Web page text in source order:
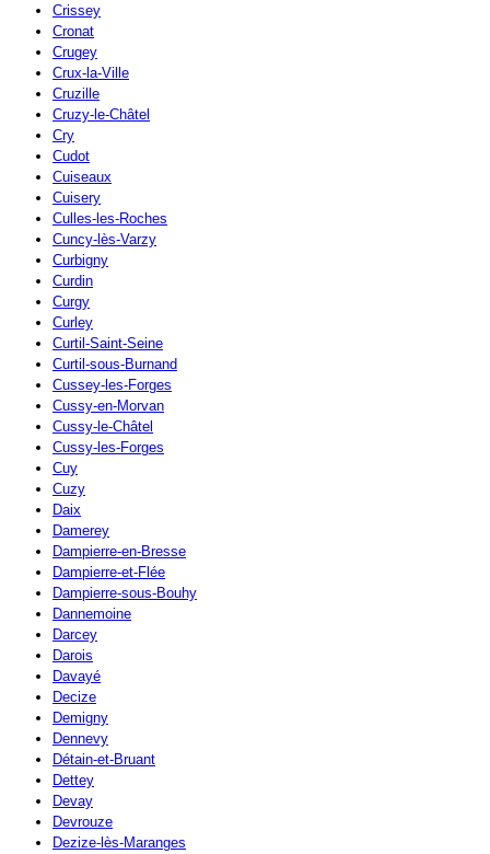
Crissey
Cronat
Crugey
Crux-la-Ville
Cruzille
Cruzy-le-Châtel
Cry
Cudot
Cuiseaux
Cuisery
Culles-les-Roches
Cuncy-lès-Varzy
Curbigny
Curdin
Curgy
Curley
Curtil-Saint-Seine
Curtil-sous-Burnand
Cussey-les-Forges
Cussy-en-Morvan
Cussy-le-Châtel
Cussy-les-Forges
Cuy
Cuzy
Daix
Damerey
Dampierre-en-Bresse
Dampierre-et-Flée
Dampierre-sous-Bouhy
Dannemoine
Darcey
Darois
Davayé
Decize
Demigny
Dennevy
Détain-et-Bruant
Dettey
Devay
Devrouze
Dezize-lès-Maranges